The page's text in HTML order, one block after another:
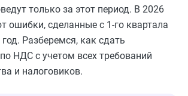
только за этот период. В 2026
ошибки, сделанные с 1-го квартала
Разберемся, как сдать
НДС с учетом всех требований
и налоговиков.